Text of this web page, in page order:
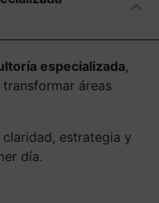
especializada,
áreas
estrategia y
día.